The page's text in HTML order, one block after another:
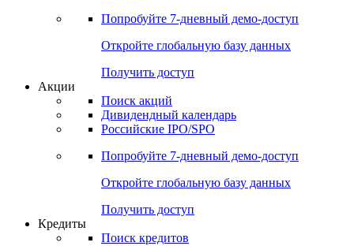
Попробуйте 7-дневный демо-доступ
Откройте глобальную базу данных
Получить доступ
Акции
Поиск акций
Дивидендный календарь
Российские IPO/SPO
Попробуйте 7-дневный демо-доступ
Откройте глобальную базу данных
Получить доступ
Кредиты
Поиск кредитов